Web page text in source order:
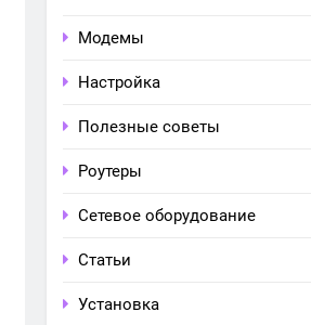
Модемы
Настройка
Полезные советы
Роутеры
Сетевое оборудование
Статьи
Установка